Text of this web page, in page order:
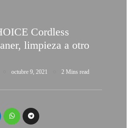
Cordless
limpieza a otro
octubre 9, 2021 2 Mins read